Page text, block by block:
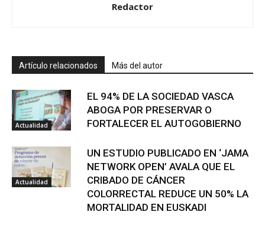
Redactor
Artículo relacionados Más del autor
Actualidad
EL 94% DE LA SOCIEDAD VASCA
ABOGA POR PRESERVAR O
FORTALECER EL AUTOGOBIERNO
Actualidad
UN ESTUDIO PUBLICADO EN ‘JAMA
NETWORK OPEN’ AVALA QUE EL
CRIBADO DE CÁNCER
COLORRECTAL REDUCE UN 50% LA
MORTALIDAD EN EUSKADI